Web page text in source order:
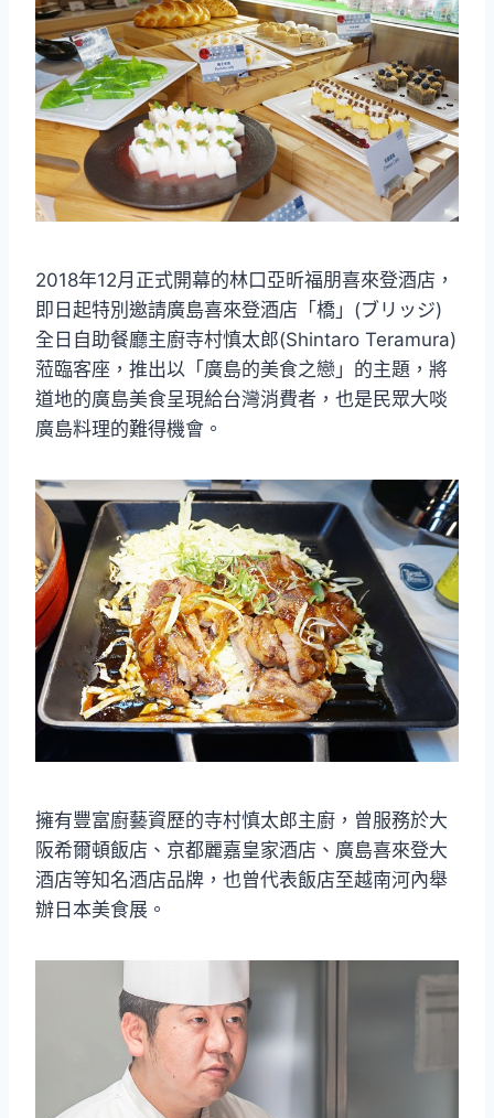
2018年12月正式開幕的林口亞昕福朋喜來登酒店，
即日起特別邀請廣島喜來登酒店「橋」(ブリッジ)
全日自助餐廳主廚寺村慎太郎(Shintaro Teramura)
蒞臨客座，推出以「廣島的美食之戀」的主題，將
道地的廣島美食呈現給台灣消費者，也是民眾大啖
廣島料理的難得機會。
擁有豐富廚藝資歷的寺村慎太郎主廚，曾服務於大
阪希爾頓飯店、京都麗嘉皇家酒店、廣島喜來登大
酒店等知名酒店品牌，也曾代表飯店至越南河內舉
辦日本美食展。